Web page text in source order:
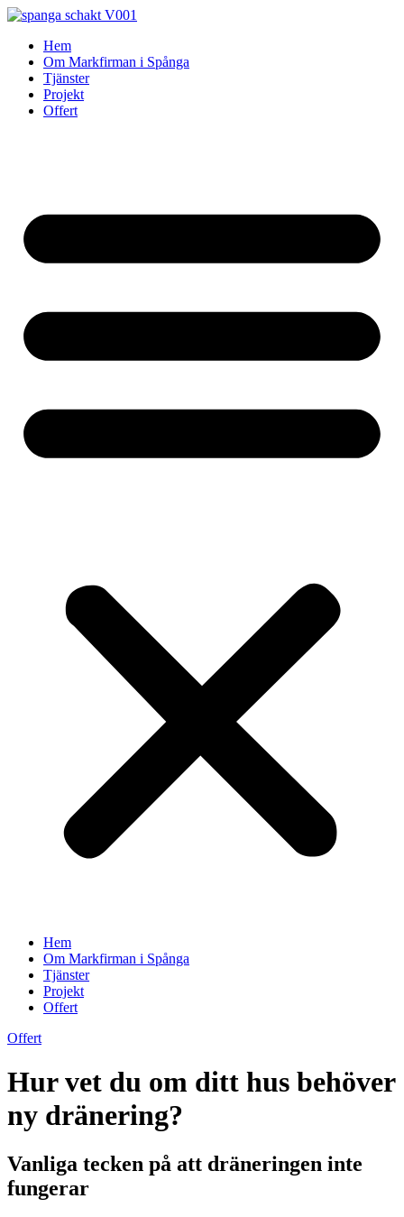
Skip
contentHem
Om Markfirman i Spånga
Tjänster
Projekt
Offert
Hem
Om Markfirman i Spånga
Tjänster
Projekt
Offert
Offert
Hur vet du om ditt hus behöver
ny dränering?
Vanliga tecken på att dräneringen inte
fungerar